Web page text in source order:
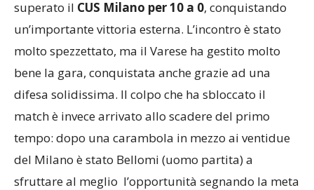
superato il CUS Milano per 10 a 0, conquistando
un’importante vittoria esterna. L’incontro è stato
molto spezzettato, ma il Varese ha gestito molto
bene la gara, conquistata anche grazie ad una
difesa solidissima. Il colpo che ha sbloccato il
match è invece arrivato allo scadere del primo
tempo: dopo una carambola in mezzo ai ventidue
del Milano è stato Bellomi (uomo partita) a
sfruttare al meglio l’opportunità segnando la meta